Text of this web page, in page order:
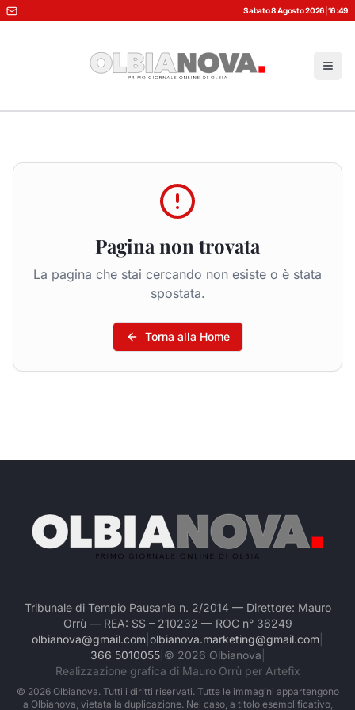
Sabato 8 Agosto 2026 16:49
Pagina non trovata
La pagina che stai cercando non esiste o è stata
spostata.
Torna alla Home
Tribunale di Tempio Pausania n. 2/2014 — Direttore: Mauro
Orrù — REA: SS – 210232 — ROC n° 36249
olbianova@gmail.com olbianova.marketing@gmail.com
366 5010055| © 2026 Olbianova
Realizzazione grafica di Mauro Orrù per Artefix
© 2026Olbianova. Tutti i diritti riservati. Tutte le immagini appartengono
a Olbianova, vietata la duplicazione. Nel caso, a titolo esemplificativo,